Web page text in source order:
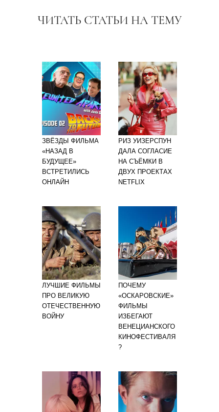
ЧИТАТЬ СТАТЬИ НА ТЕМУ
ЗВЁЗДЫ ФИЛЬМА
«НАЗАД В
БУДУЩЕЕ»
ВСТРЕТИЛИСЬ
ОНЛАЙН
РИЗ УИЗЕРСПУН
ДАЛА СОГЛАСИЕ
НА СЪЁМКИ В
ДВУХ ПРОЕКТАХ
NETFLIX
ЛУЧШИЕ ФИЛЬМЫ
ПРО ВЕЛИКУЮ
ОТЕЧЕСТВЕННУЮ
ВОЙНУ
ПОЧЕМУ
«ОСКАРОВСКИЕ»
ФИЛЬМЫ
ИЗБЕГАЮТ
ВЕНЕЦИАНСКОГО
КИНОФЕСТИВАЛЯ
?